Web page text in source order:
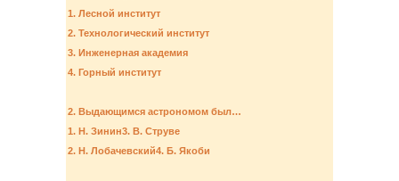
1. Лесной институт
2. Технологический институт
3. Инженерная академия
4. Горный институт
2. Выдающимся астрономом был…
1. Н. Зинин3. В. Струве
2. Н. Лобачевский4. Б. Якоби